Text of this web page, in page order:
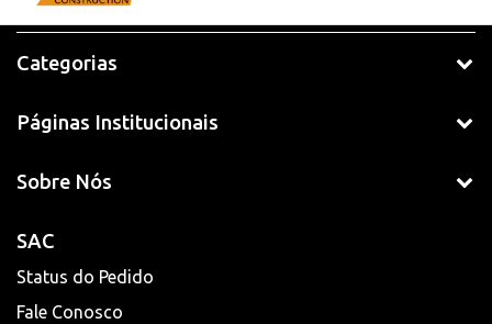
Categorias
Páginas Institucionais
Sobre Nós
SAC
Status do Pedido
Fale Conosco